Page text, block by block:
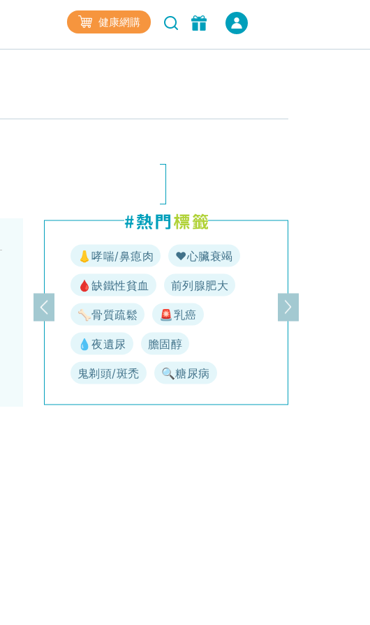
健康網購
上一頁
👃哮喘/鼻瘜肉 ♥️心臟衰竭
🩸缺鐵性貧血 前列腺肥大
🦴骨質疏鬆 🚨乳癌
💧夜遺尿 膽固醇
鬼剃頭/斑禿 🔍糖尿病
下一頁